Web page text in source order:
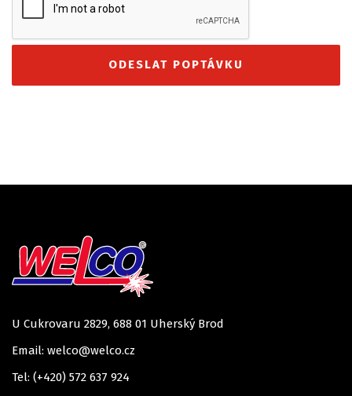
U Cukrovaru 2829, 688 01 Uherský Brod
Email: welco@welco.cz
Tel: (+420) 572 637 924